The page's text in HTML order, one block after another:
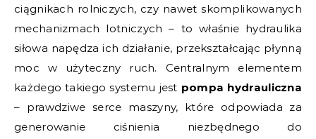
ciągnikach rolniczych, czy nawet skomplikowanych
mechanizmach lotniczych – to właśnie hydraulika
siłowa napędza ich działanie, przekształcając płynną
moc w użyteczny ruch. Centralnym elementem
każdego takiego systemu jest pompa hydrauliczna
– prawdziwe serce maszyny, które odpowiada za
generowanie ciśnienia niezbędnego do